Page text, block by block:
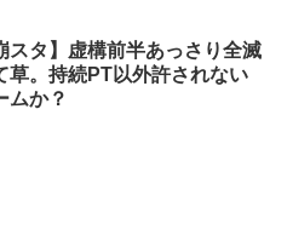
スタ】虚構前半あっさり全滅
草。持続PT以外許されない
ムか？